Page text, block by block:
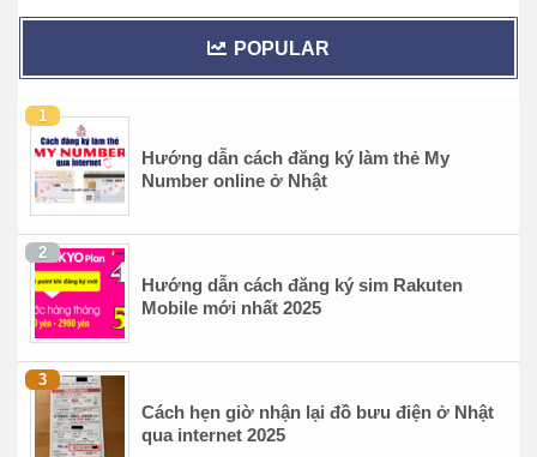
POPULAR
Hướng dẫn cách đăng ký làm thẻ My
Number online ở Nhật
Hướng dẫn cách đăng ký sim Rakuten
Mobile mới nhất 2025
Cách hẹn giờ nhận lại đồ bưu điện ở Nhật
qua internet 2025